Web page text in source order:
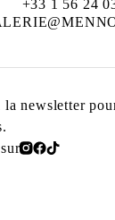
+33 1 56 24
newsletter